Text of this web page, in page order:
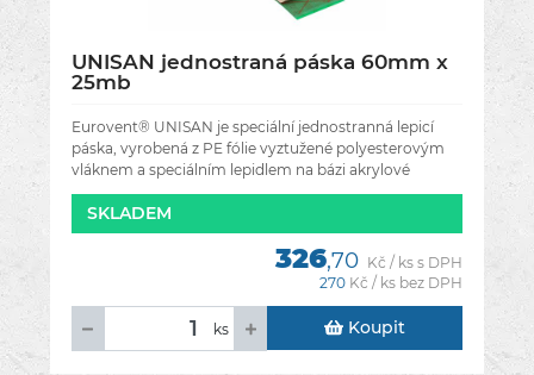
UNISAN jednostraná páska 60mm x
25mb
Eurovent® UNISAN je speciální jednostranná lepicí
páska, vyrobená z PE fólie vyztužené polyesterovým
vláknem a speciálním lepidlem na bázi akrylové
disperze. Použití: široký
SKLADEM
326,70 Kč / ks s DPH
270 Kč / ks bez DPH
ks Koupit